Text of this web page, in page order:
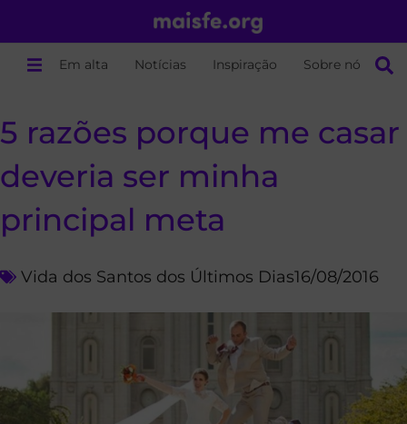
Em alta Notícias Inspiração Sobre nós
5 razões porque me casar
deveria ser minha
principal meta
Vida dos Santos dos Últimos Dias16/08/2016